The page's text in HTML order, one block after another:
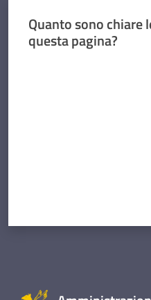
Quanto sono chiare
questa pagina?